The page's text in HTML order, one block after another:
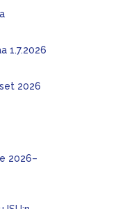
1.7.2026
2026
2026–